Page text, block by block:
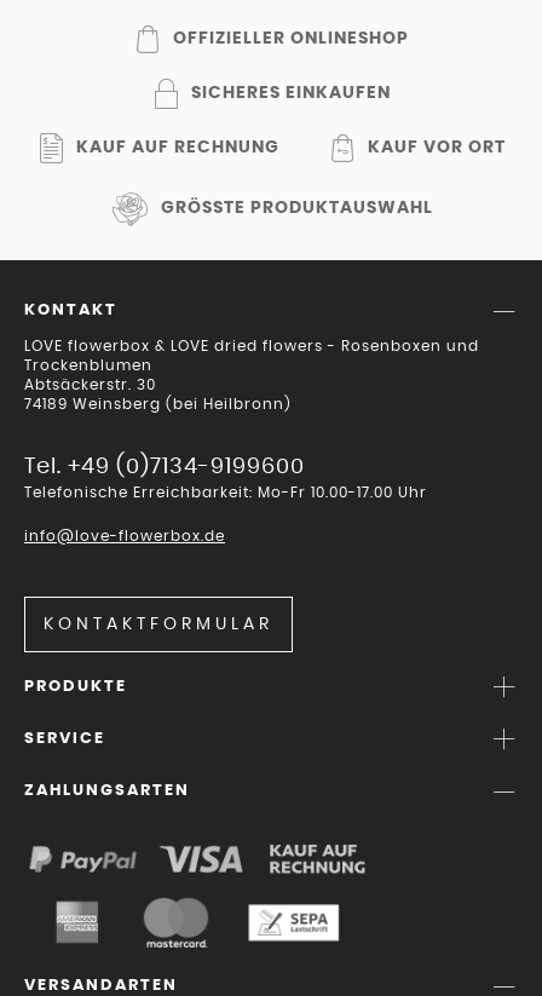
OFFIZIELLER ONLINESHOP
SICHERES EINKAUFEN
KAUF AUF RECHNUNG KAUF VOR ORT
GRÖSSTE PRODUKTAUSWAHL
KONTAKT
LOVE flowerbox & LOVE dried flowers - Rosenboxen und
Trockenblumen
Abtsäckerstr. 30
74189 Weinsberg (bei Heilbronn)
Tel. +49 (0)7134-9199600
Telefonische Erreichbarkeit: Mo-Fr 10.00-17.00 Uhr
info@love-flowerbox.de
KONTAKTFORMULAR
PRODUKTE
SERVICE
ZAHLUNGSARTEN
VERSANDARTEN